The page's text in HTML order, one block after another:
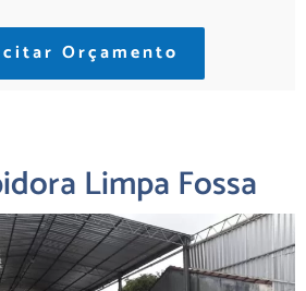
Orçamento
Limpa Fossa